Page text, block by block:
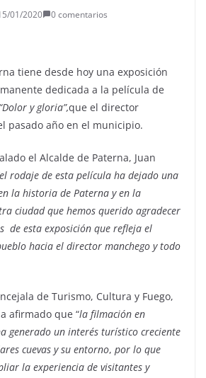
01/2020 0 comentarios
tiene desde hoy una exposición
dedicada a la película de
“Dolor y gloria”,que el director
pasado año en el municipio.
el Alcalde de Paterna, Juan
rodaje de esta película ha dejado una
la historia de Paterna y en la
ciudad que hemos querido agradecer
de esta exposición que refleja el
hacia el director manchego y todo
de Turismo, Cultura y Fuego,
afirmado que “la filmación en
generado un interés turístico creciente
cuevas y su entorno, por lo que
la experiencia de visitantes y